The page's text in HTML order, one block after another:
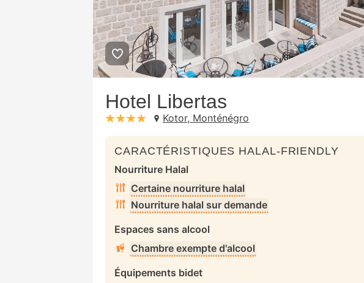
Hotel Libertas
stars: 4Kotor, Monténégro
CARACTÉRISTIQUES HALAL-FRIENDLY
Nourriture Halal
Certaine nourriture halal
Nourriture halal sur demande
Espaces sans alcool
Chambre exempte d'alcool
Équipements bidet